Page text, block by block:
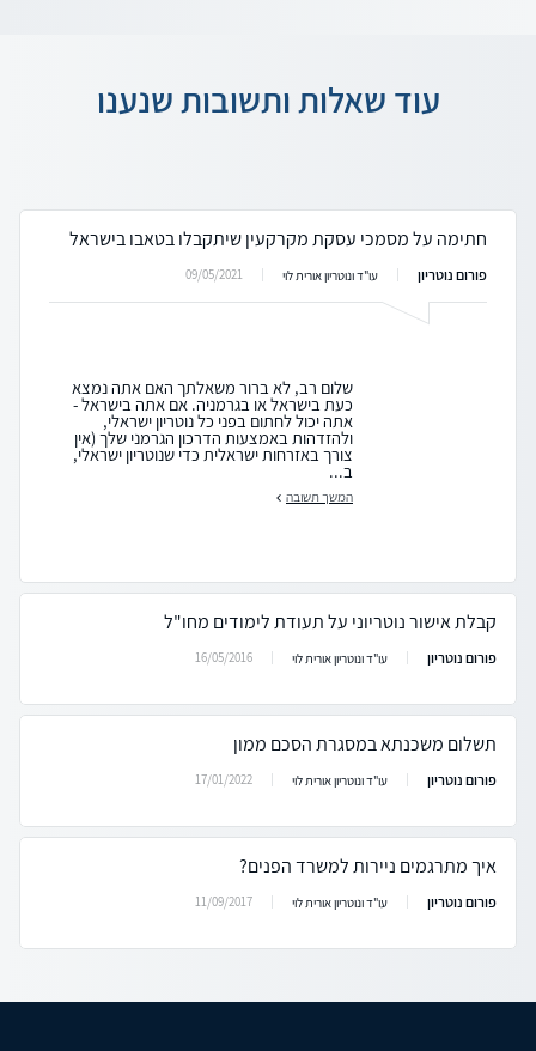
עוד שאלות ותשובות שנענו
חתימה על מסמכי עסקת מקרקעין שיתקבלו בטאבו בישראל
פורום נוטריון עו"ד ונוטריון אורית לוי 09/05/2021
שלום רב, לא ברור משאלתך האם אתה נמצא
כעת בישראל או בגרמניה. אם אתה בישראל -
אתה יכול לחתום בפני כל נוטריון ישראלי,
ולהזדהות באמצעות הדרכון הגרמני שלך (אין
צורך באזרחות ישראלית כדי שנוטריון ישראלי,
ב...
המשך תשובה
קבלת אישור נוטריוני על תעודת לימודים מחו"ל
פורום נוטריון עו"ד ונוטריון אורית לוי 16/05/2016
תשלום משכנתא במסגרת הסכם ממון
פורום נוטריון עו"ד ונוטריון אורית לוי 17/01/2022
איך מתרגמים ניירות למשרד הפנים?
פורום נוטריון עו"ד ונוטריון אורית לוי 11/09/2017